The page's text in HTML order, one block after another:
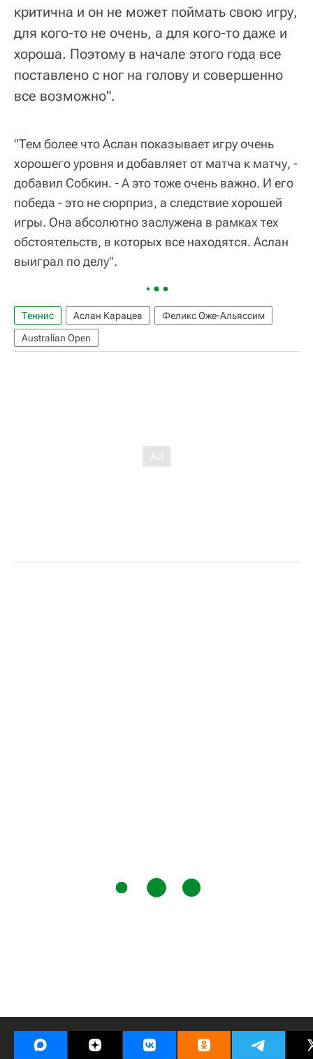
критична и он не может поймать свою игру,
для кого-то не очень, а для кого-то даже и
хороша. Поэтому в начале этого года все
поставлено с ног на голову и совершенно
все возможно".
"Тем более что Аслан показывает игру очень
хорошего уровня и добавляет от матча к матчу, -
добавил Собкин. - А это тоже очень важно. И его
победа - это не сюрприз, а следствие хорошей
игры. Она абсолютно заслужена в рамках тех
обстоятельств, в которых все находятся. Аслан
выиграл по делу".
Теннис Аслан Карацев
Феликс Оже-Альяссим
Australian Open